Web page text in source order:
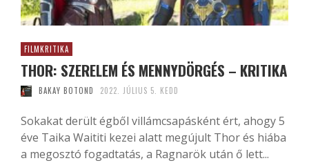
FILMKRITIKA
THOR: SZERELEM ÉS MENNYDÖRGÉS – KRITIKA
BAKAY BOTOND 2022. JÚLIUS 5. KEDD
Sokakat derült égből villámcsapásként ért, ahogy 5
éve Taika Waititi kezei alatt megújult Thor és hiába
a megosztó fogadtatás, a Ragnarök után ő lett...